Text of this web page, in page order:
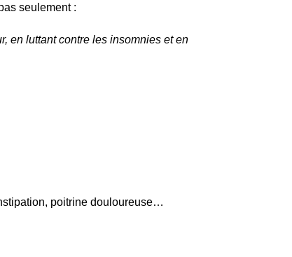
seulement :
en luttant contre les insomnies et en
poitrine douloureuse…